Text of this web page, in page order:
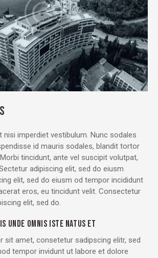
nisi imperdiet vestibulum. Nunc sodales
id mauris sodales, blandit tortor
tincidunt, ante vel suscipit volutpat,
adipiscing elit, sed do eiusm
elit, sed do eiusm od tempor incididunt
eros, eu tincidunt velit. Consectetur
elit, sed do.
UNDE OMNIS ISTE NATUS ET
sit amet, consetetur sadipscing elitr, sed
tempor invidunt ut labore et dolore